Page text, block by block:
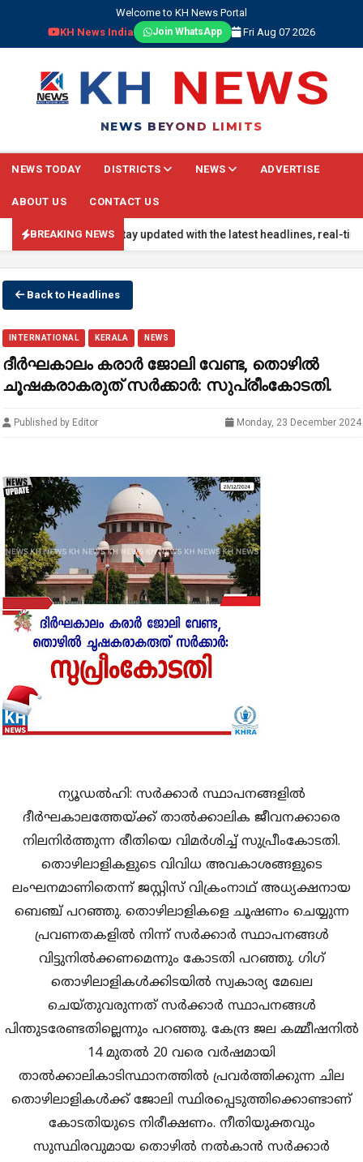
Welcome to KH News Portal
KH News India
Join WhatsApp Fri Aug 07 2026
NEWS BEYOND LIMITS
NEWS TODAY DISTRICTS NEWS ADVERTISE
ABOUT US CONTACT US
BREAKING NEWS
NEWS: Stay updated with the latest headlines, real-time
Back to Headlines
INTERNATIONAL KERALA NEWS
ദീര്‍ഘകാലം കരാര്‍ ജോലി വേണ്ട, തൊഴില്‍
ചൂഷകരാകരുത് സര്‍ക്കാര്‍: സുപ്രീംകോടതി.
Published by Editor Monday, 23 December 2024
ന്യൂഡല്‍ഹി: സര്‍ക്കാര്‍ സ്ഥാപനങ്ങളില്‍
ദീര്‍ഘകാലത്തേയ്ക്ക് താല്‍ക്കാലിക ജീവനക്കാരെ
നിലനിര്‍ത്തുന്ന രീതിയെ വിമര്‍ശിച്ച്‌ സുപ്രീംകോടതി.
തൊഴിലാളികളുടെ വിവിധ അവകാശങ്ങളുടെ
ലംഘനമാണിതെന്ന് ജസ്റ്റിസ് വിക്രംനാഥ് അധ്യക്ഷനായ
ബെഞ്ച് പറഞ്ഞു. തൊഴിലാളികളെ ചൂഷണം ചെയ്യുന്ന
പ്രവണതകളില്‍ നിന്ന് സര്‍ക്കാര്‍ സ്ഥാപനങ്ങള്‍
വിട്ടുനില്‍ക്കണമെന്നും കോടതി പറഞ്ഞു. ഗിഗ്
തൊഴിലാളികള്‍ക്കിടയില്‍ സ്വകാര്യ മേഖല
ചെയ്തുവരുന്നത് സര്‍ക്കാര്‍ സ്ഥാപനങ്ങള്‍
പിന്തുടരേണ്ടതില്ലെന്നും പറഞ്ഞു. കേന്ദ്ര ജല കമ്മീഷനില്‍
14 മുതല്‍ 20 വരെ വര്‍ഷമായി
താല്‍ക്കാലികാടിസ്ഥാനത്തില്‍ പ്രവര്‍ത്തിക്കുന്ന ചില
തൊഴിലാളികള്‍ക്ക് ജോലി സ്ഥിരപ്പെടുത്തിക്കൊണ്ടാണ്
കോടതിയുടെ നിരീക്ഷണം. നീതിയുക്തവും
സുസ്ഥിരവുമായ തൊഴില്‍ നല്‍കാന്‍ സര്‍ക്കാര്‍